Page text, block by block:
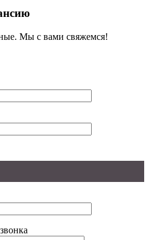
Мы с вами свяжемся!